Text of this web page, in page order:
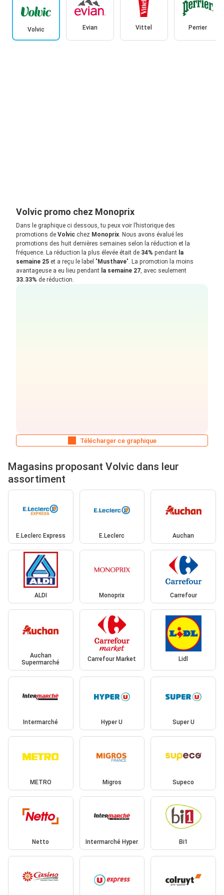
Volvic Evian Vittel Perrier
Volvic promo chez Monoprix
Dans le graphique ci dessous, tu peux voir l’historique des
promotions de Volvic chez Monoprix. Nous avons évalué les
promotions des huit dernières semaines selon la réduction et la
fréquence. La réduction la plus élevée était de 34% pendant la
semaine 25 et a reçu le label " Musthave". La promotion la moins
avantageuse a eu lieu pendant la semaine 27, avec seulement
33.33% de réduction.
Télécharger ce graphique
Magasins proposant Volvic dans leur
assortiment
E.Leclerc Express E.Leclerc Auchan
ALDI Monoprix Carrefour
Auchan
Supermarché
Carrefour Market Lidl
Intermarché Hyper U Super U
METRO Migros Supeco
Netto Intermarché Hyper Bi1